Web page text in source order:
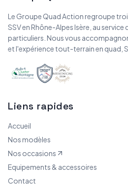
Le Groupe Quad Action regroupe
SSV en Rhône-Alpes Isère, au
particuliers. Nous vous
et l'expérience tout-terrain en quad,
Liens rapides
Accueil
Nos modèles
Nos occasions
Equipements & accessoires
Contact